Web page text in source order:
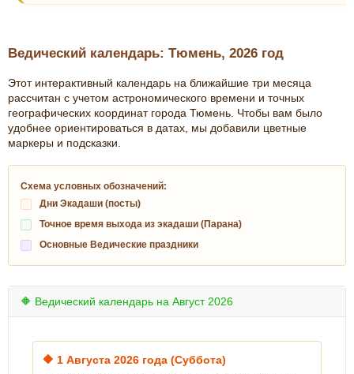
Ведический календарь: Тюмень, 2026 год
Этот интерактивный календарь на ближайшие три месяца
рассчитан с учетом астрономического времени и точных
географических координат города Тюмень. Чтобы вам было
удобнее ориентироваться в датах, мы добавили цветные
маркеры и подсказки.
Схема условных обозначений:
Дни Экадаши (посты)
Точное время выхода из экадаши (Парана)
Основные Ведические праздники
🔶 Ведический календарь на Август 2026
🔶 1 Августа 2026 года (Суббота)